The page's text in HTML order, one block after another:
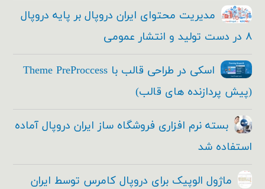
مدیریت محتوای ایران دروپال بر پایه دروپال
۸ در دست تولید و انتشار عمومی
اسکی در طراحی قالب با Theme PreProccess
(پیش پردازنده های قالب)
بسته نرم افزاری فروشگاه ساز ایران دروپال آماده
استفاده شد
ماژول الوپیک برای دروپال کامرس توسط ایران